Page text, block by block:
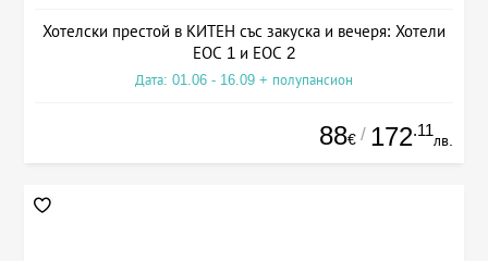
Хотелски престой в КИТЕН със закуска и вечеря: Хотели
ЕОС 1 и ЕОС 2
Дата: 01.06 - 16.09 + полупансион
88€ / 172.11
лв.